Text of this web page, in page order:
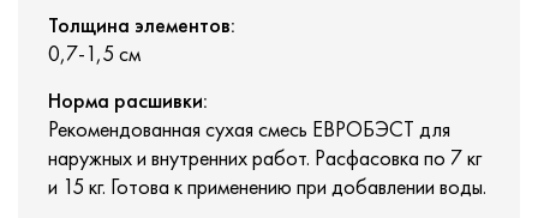
Толщина элементов:
0,7-1,5 см
Норма расшивки:
Рекомендованная сухая смесь ЕВРОБЭСТ для
наружных и внутренних работ. Расфасовка по 7 кг
и 15 кг. Готова к применению при добавлении воды.